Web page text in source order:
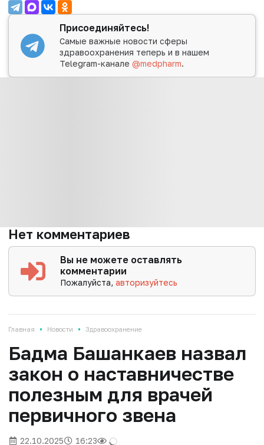
Присоединяйтесь!
Самые важные новости сферы
здравоохранения теперь и в нашем
Telegram-канале@medpharm.
Нет комментариев
Вы не можете оставлять
комментарии
Пожалуйста,авторизуйтесь
Главная • Новости • Здравоохранение
Бадма Башанкаев назвал
закон о наставничестве
полезным для врачей
первичного звена
22.10.2025 16:23